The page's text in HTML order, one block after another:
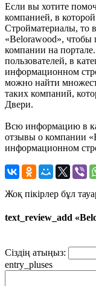
Если вы хотите
компанией, в
Стройматериалы, то
«Belorawood», чтобы
компании на
пользователей, в
информационном
можно найти
таких компаний,
Двери.
Всю информацию в
отзывы о компании
информационном
Жоқ пікірлер бұл
text_review_add
Сіздің атыңыз:
entry_pluses